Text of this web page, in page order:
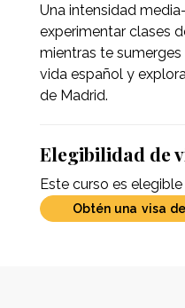
Una intensidad
experimentar clases
mientras te
vida español y
de Madrid.
Elegibilidad de
Este curso es
Obtén una visa